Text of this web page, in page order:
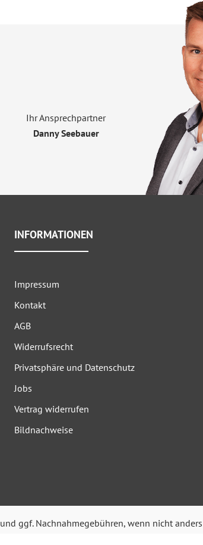
Ihr Ansprechpartner
Danny Seebauer
INFORMATIONEN
Impressum
Kontakt
AGB
Widerrufsrecht
Privatsphäre und Datenschutz
Jobs
Vertrag widerrufen
Bildnachweise
und ggf. Nachnahmegebühren, wenn nicht